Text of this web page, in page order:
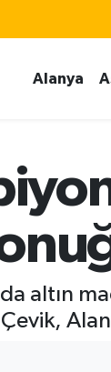
Alanya
altın